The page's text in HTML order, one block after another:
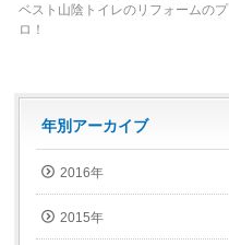
ベスト山陰トイレのリフォームのプ
ロ！
年別アーカイブ
2016年
2015年